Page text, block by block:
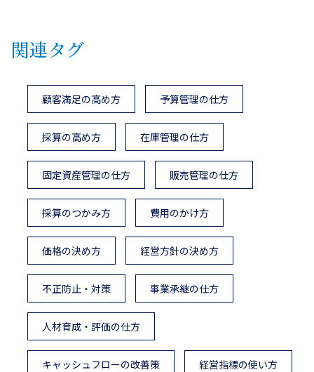
関連タグ
顧客満足の高め方 予算管理の仕方
採算の高め方 在庫管理の仕方
固定資産管理の仕方 販売管理の仕方
採算のつかみ方 費用のかけ方
価格の決め方 経営方針の決め方
不正防止・対策 事業承継の仕方
人材育成・評価の仕方
キャッシュフローの改善策 経営指標の使い方